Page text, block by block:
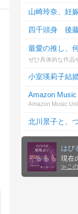
現在
≫ こ
山崎玲奈、妊
四千頭身 後
小室瑛莉子結